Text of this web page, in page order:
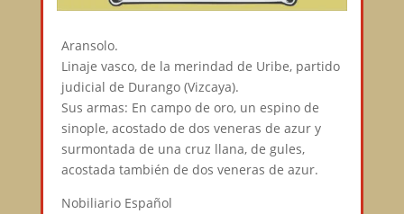
Aransolo.
Linaje vasco, de la merindad de Uribe, partido
judicial de Durango (Vizcaya).
Sus armas: En campo de oro, un espino de
sinople, acostado de dos veneras de azur y
surmontada de una cruz llana, de gules,
acostada también de dos veneras de azur.
Nobiliario Español